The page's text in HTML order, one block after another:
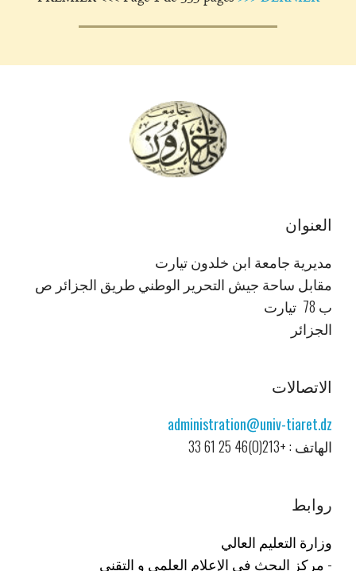
العنوان
مديرية جامعة ابن خلدون تيارت
مقابل ساحة جيش التحرير الوطني طريق الجزائر ص
ب 78 تيارت
الجزائر
الاتصالات
administration@univ-tiaret.dz
الهاتف : +213(0)46 25 61 33
روابط
وزارة التعليم العالي
مركز البحث في الإعلام العلمي و التقني -